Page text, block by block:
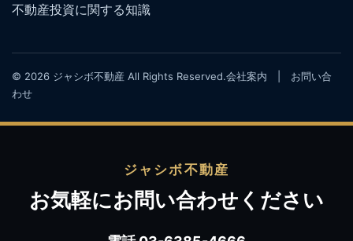
不動産投資に関する知識
© 2026 ジャシボ不動産 All Rights Reserved.会社案内
お問い合
わせ
ジャシボ不動産
お気軽にお問い合わせください